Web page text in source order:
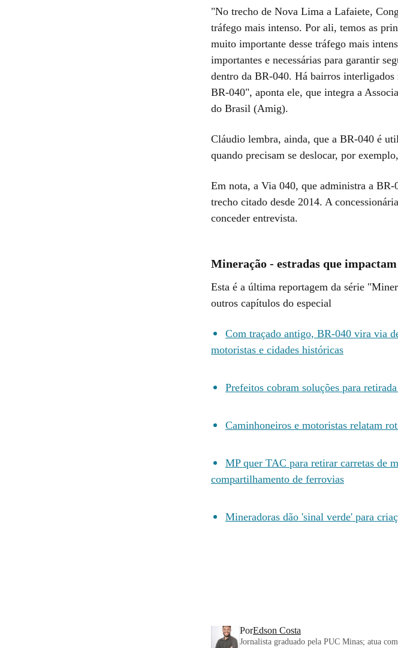
"No trecho de Nova Lima a Lafaiete,
tráfego mais intenso. Por ali, temos as
muito importante desse tráfego mais
importantes e necessárias para garantir
dentro da BR-040. Há bairros
BR-040", aponta ele, que integra a
do Brasil (Amig).
Cláudio lembra, ainda, que a BR-040 é
quando precisam se deslocar, por
Em nota, a Via 040, que administra a
trecho citado desde 2014. A
conceder entrevista.
Mineração - estradas que impactam
Esta é a última reportagem da série
outros capítulos do especial
Com traçado antigo, BR-040 vira via
motoristas e cidades históricas
Prefeitos cobram soluções para
Caminhoneiros e motoristas relatam
MP quer TAC para retirar carretas de
compartilhamento de ferrovias
Mineradoras dão 'sinal verde' para
PorEdson Costa
Jornalista graduado pela PUC Minas; atua